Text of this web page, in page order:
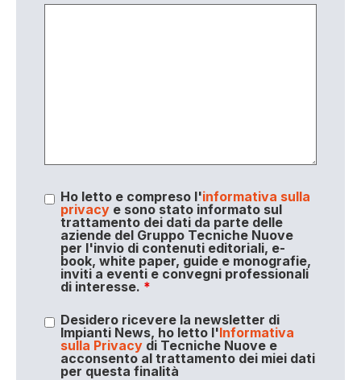
Ho letto e compreso l'informativa sulla
privacye sono stato informato sul
trattamento dei dati da parte delle
aziende del Gruppo Tecniche Nuove
per l'invio di contenuti editoriali, e-
book, white paper, guide e monografie,
inviti a eventi e convegni professionali
di interesse. *
Desidero ricevere la newsletter di
Impianti News, ho letto l'Informativa
sulla Privacydi Tecniche Nuove e
acconsento al trattamento dei miei dati
per questa finalità